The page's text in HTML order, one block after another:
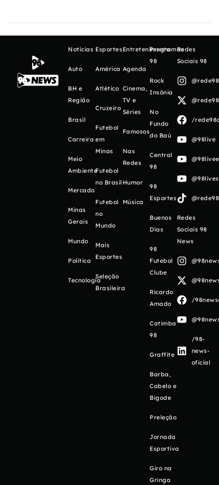
Notícias
Auto
BH e
Região
Brasil
Carreira
Meio
Ambiente
Mercado
Minas
Gerais
Mundo
Política
Tecnologia
Esportes
América
Atlético
Cruzeiro
Futebol
em
Minas
Futebol
no Brasil
Futebol
no
Mundo
Mais
Esportes
Seleção
Brasileira
Entretenimento
Agenda
Cinema,
TV e
Séries
Famosos
Nas
Redes
Humor
Música
Programas
98
Rock
Insônia
No
Fundo
do Baú
Central
98
98
Esportes
Buenos
Días
98
Futebol
Clube
Ricardo
Amado
Catimba
98
Graffite
Barba,
Cabelo e
Bigode
Preleção
Jornada
Esportiva
Giro na
Gringa
Redes
Sociais 98
/
@98live
Redes
Sociais 98
News
/
/98-
news-
oficial